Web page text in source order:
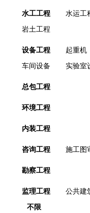
水工工程 水运工
岩土工程
设备工程 起重机
车间设备 实验室
总包工程
环境工程
内装工程
咨询工程 施工图
勘察工程
监理工程 公共建
不限